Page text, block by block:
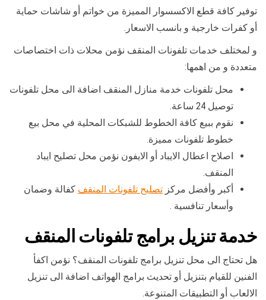
توفير كافة قطع الاكسسوار المميزة من خواتم أو شاشات حماية
أو كفرات خارجية و بانسب الاسعار.
و لمختلف خدمات تلفونات المنقف نؤمن محلات ذات اختصاصات
متعددة و من اهمها:
محل تلفونات خدمة منازل المنقف اضافة الى محل تلفونات
توصيل 24 ساعة.
نقوم ببيع كافة الخطوط للشبكات المحلية في محل بيع
خطوط تلفونات مميزة.
اصلاح اعطال الايباد أو الايفون نؤمن محل تصليح ايباد
المنقف.
أكبر وأفضل مركز تصليح تلفونات المنقف كفالة وضمان
وأسعار تنافسية .
خدمة تنزيل برامج تلفونات المنقف
هل تحتاج الى محل تنزيل برامج تلفونات المنقف؟ نؤمن اكفأ
الفنين للقيام بتنزيل أو تحديث برامج الهواتف اضافة الى تنزيل
الالعاب أو التطبيقات المتنوعة.